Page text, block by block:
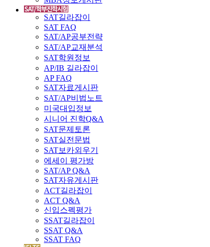
SAT길라잡이
SAT FAQ
SAT/AP공부전략
SAT/AP교재분석
SAT학원정보
AP/IB 길라잡이
AP FAQ
SAT자료게시판
SAT/AP비법노트
미국대입정보
시니어 진학Q&A
SAT문제토론
SAT실전문법
SAT보카외우기
에세이 평가방
SAT/AP Q&A
SAT자유게시판
ACT길라잡이
ACT Q&A
신입스펙평가
SSAT길라잡이
SSAT Q&A
SSAT FAQ